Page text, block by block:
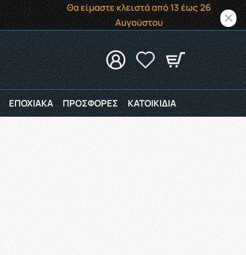
Θα είμαστε κλειστά από 13 έως 26
Αυγούστου
ΕΠΟΧΙΑΚΑ ΠΡΟΣΦΟΡΕΣ ΚΑΤΟΙΚΙΔΙΑ